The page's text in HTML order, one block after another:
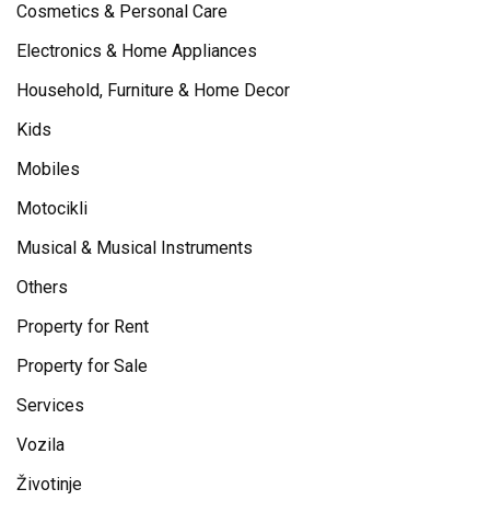
Cosmetics & Personal Care
Electronics & Home Appliances
Household, Furniture & Home Decor
Kids
Mobiles
Motocikli
Musical & Musical Instruments
Others
Property for Rent
Property for Sale
Services
Vozila
Životinje